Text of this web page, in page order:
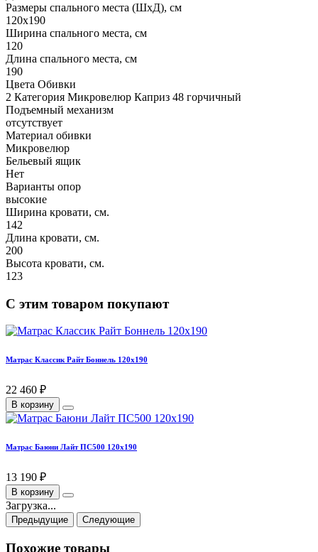
Размеры спального места (ШхД), см
120х190
Ширина спального места, см
120
Длина спального места, см
190
Цвета Обивки
2 Категория Микровелюр Каприз 48 горчичный
Подъемный механизм
отсутствует
Материал обивки
Микровелюр
Бельевый ящик
Нет
Варианты опор
высокие
Ширина кровати, см.
142
Длина кровати, см.
200
Высота кровати, см.
123
С этим товаром покупают
Матрас Классик Райт Боннель 120х190
22 460 ₽
В корзину
Матрас Баюни Лайт ПС500 120х190
13 190 ₽
В корзину
Загрузка...
Предыдущие Следующие
Похожие товары